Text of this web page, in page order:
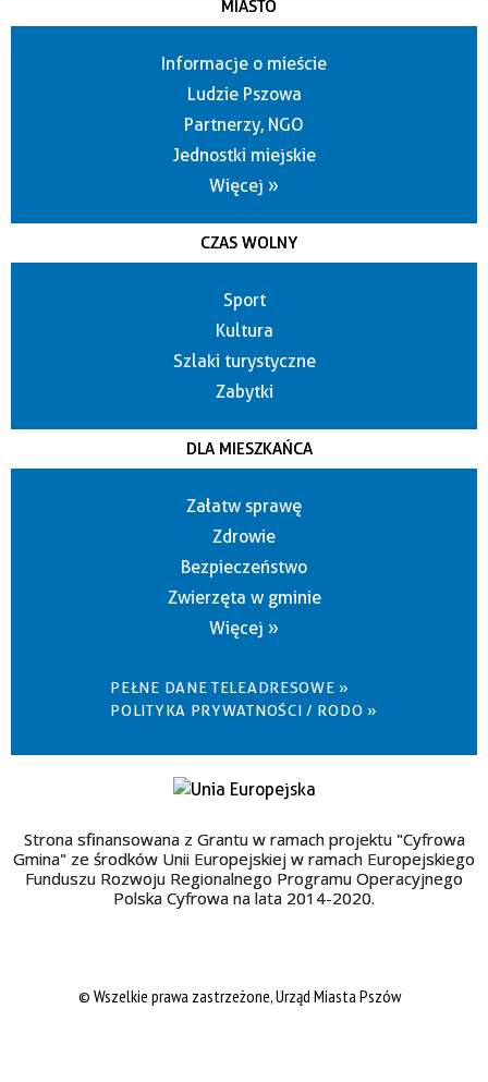
MIASTO
Informacje o mieście
Ludzie Pszowa
Partnerzy, NGO
Jednostki miejskie
Więcej »
CZAS WOLNY
Sport
Kultura
Szlaki turystyczne
Zabytki
DLA MIESZKAŃCA
Załatw sprawę
Zdrowie
Bezpieczeństwo
Zwierzęta w gminie
Więcej »
PEŁNE DANE TELEADRESOWE »
POLITYKA PRYWATNOŚCI / RODO »
Strona sfinansowana z Grantu w ramach projektu "Cyfrowa
Gmina" ze środków Unii Europejskiej w ramach Europejskiego
Funduszu Rozwoju Regionalnego Programu Operacyjnego
Polska Cyfrowa na lata 2014-2020.
© Wszelkie prawa zastrzeżone, Urząd Miasta Pszów